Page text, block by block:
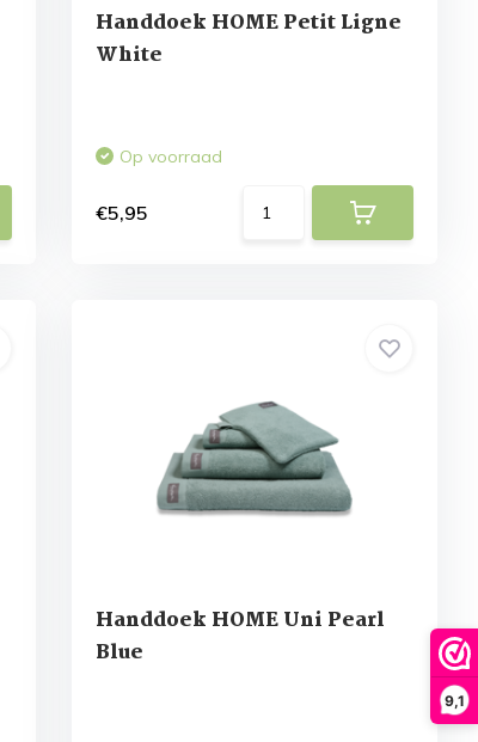
9,1
Handdoek HOME Petit Ligne
White
Op voorraad
€5,95
Handdoek HOME Uni Pearl
Blue